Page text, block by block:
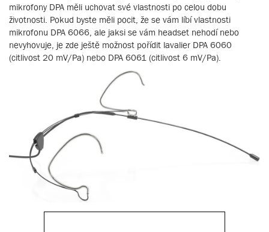
mikrofony DPA měli uchovat své vlastnosti po celou dobu
životnosti. Pokud byste měli pocit, že se vám líbí vlastnosti
mikrofonu DPA 6066, ale jaksi se vám headset nehodí nebo
nevyhovuje, je zde ještě možnost pořídit lavalier DPA 6060
(citlivost 20 mV/Pa) nebo DPA 6061 (citlivost 6 mV/Pa).